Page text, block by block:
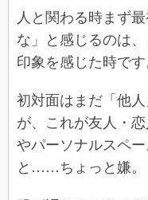
人と関わる時まず
な」と感じるのは
印象を感じた時です
初対面はまだ「他
が、これが友人・
やパーソナルスペ
と……ちょっと嫌。